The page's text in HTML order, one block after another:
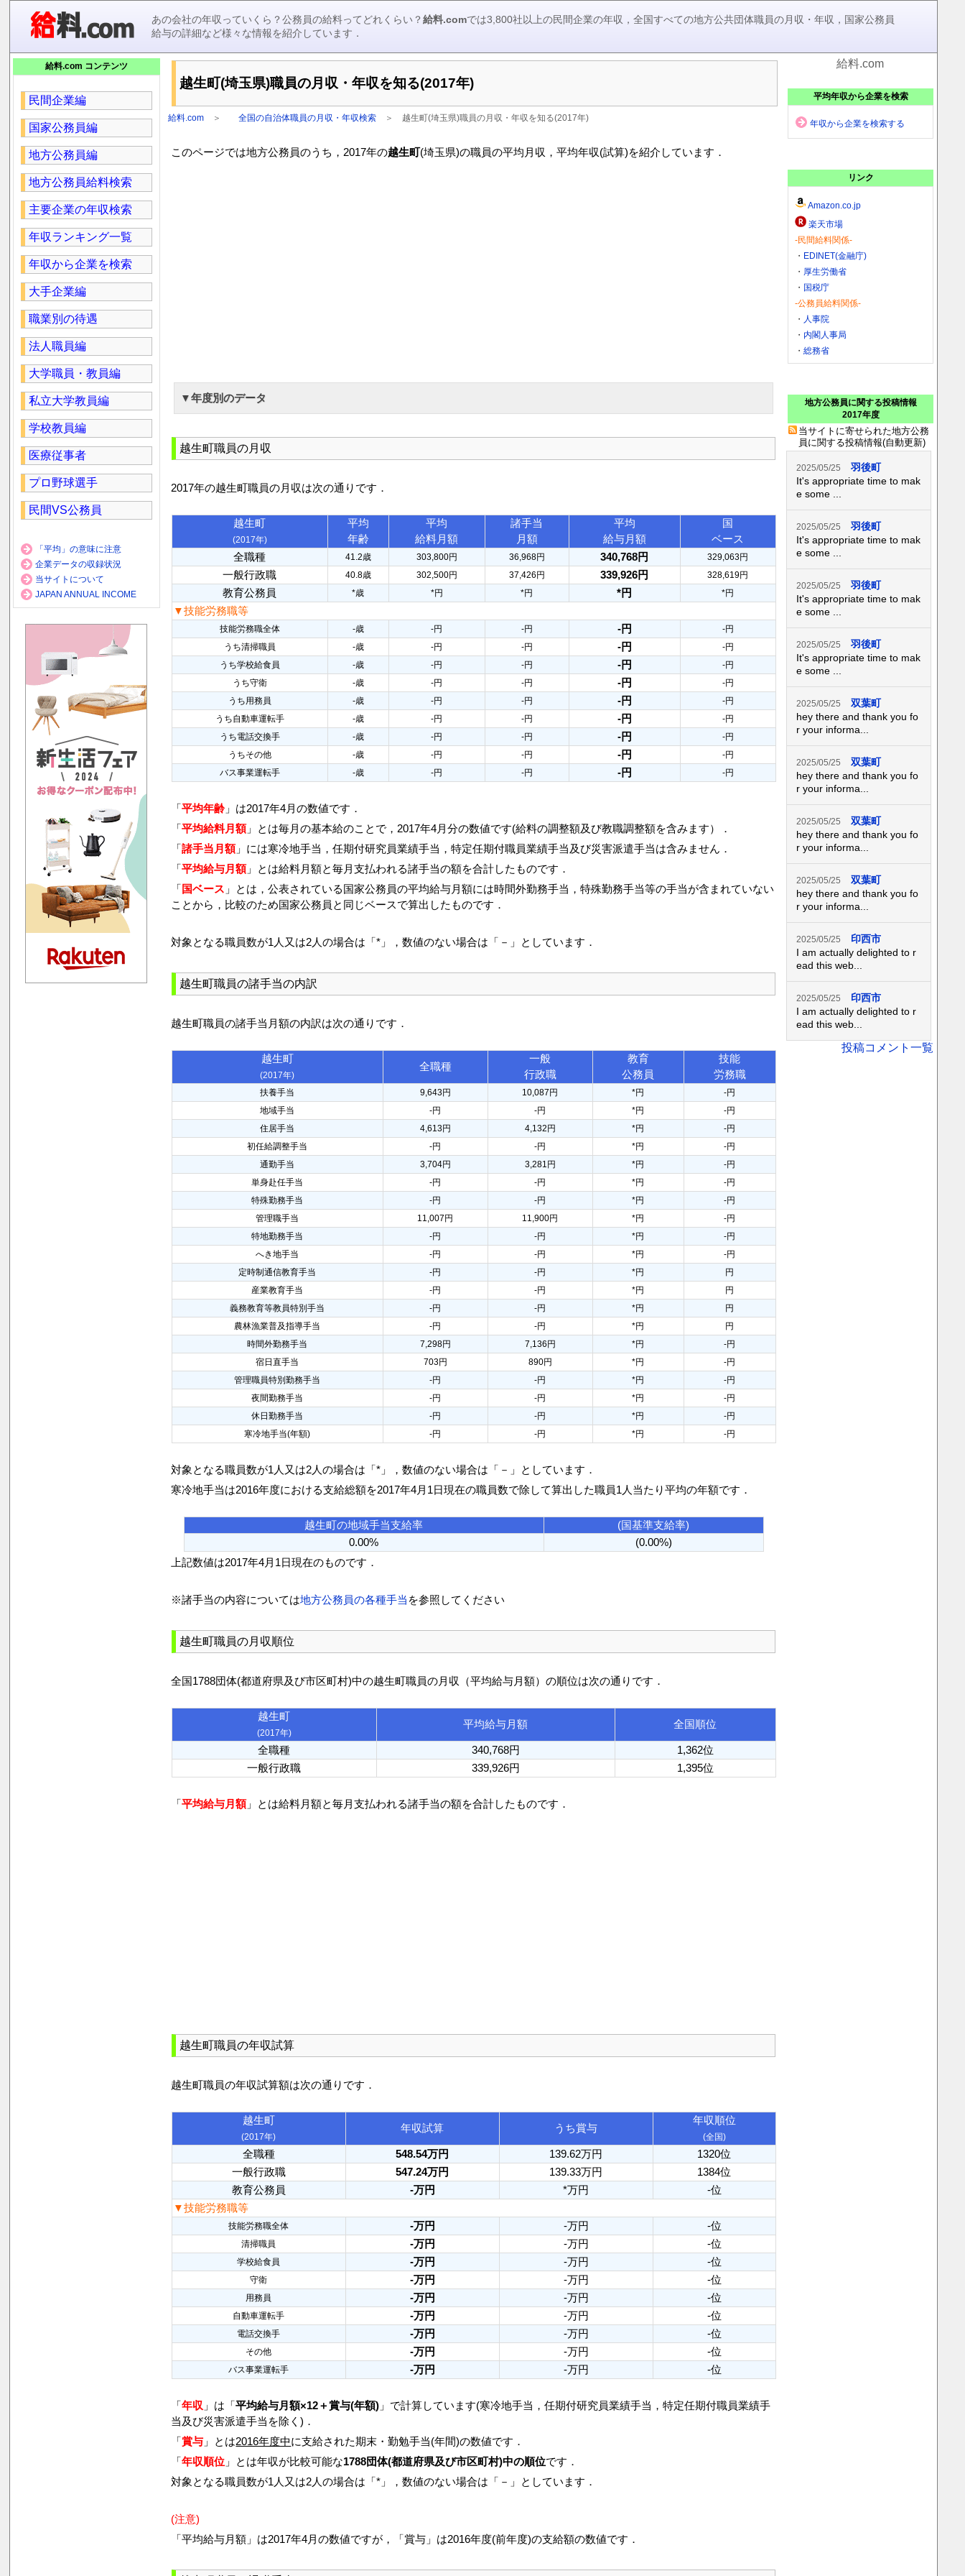
あの会社の年収っていくら？公務員の給料ってどれくらい？給料.comでは3,800社以上の民間企業の年収，全国すべての地方公共団体職員の月収・年収，国家公務員
給与の詳細など様々な情報を紹介しています．
越生町(埼玉県)職員の月収・年収を知る(2017年)
給料.com ＞ 全国の自治体職員の月収・年収検索 ＞ 越生町(埼玉県)職員の月収・年収を知る(2017年)
このページでは地方公務員のうち，2017年の越生町(埼玉県)の職員の平均月収，平均年収(試算)を紹介しています．
▼年度別のデータ
越生町職員の月収
2017年の越生町職員の月収は次の通りです．
越生町
(2017年)
平均
年齢
平均
給料月額
諸手当
月額
平均
給与月額
国
ベース
全職種
41.2歳 303,800円 36,968円 340,768円 329,063円
一般行政職 40.8歳 302,500円 37,426円 339,926円 328,619円
教育公務員 *歳 *円 *円 *円 *円
▼技能労務職等
技能労務職全体 -歳 -円 -円 -円
-円
うち清掃職員
-歳 -円 -円 -円
-円
うち学校給食員
-歳 -円 -円 -円
-円
うち守衛
-歳 -円 -円 -円
-円
うち用務員
-歳 -円 -円 -円
-円
うち自動車運転手
-歳 -円 -円 -円
-円
うち電話交換手
-歳 -円 -円 -円
-円
うちその他
-歳 -円 -円 -円
-円
バス事業運転手
-歳 -円 -円 -円 -円
「平均年齢」は2017年4月の数値です．
「平均給料月額」とは毎月の基本給のことで，2017年4月分の数値です(給料の調整額及び教職調整額を含みます）．
「諸手当月額」には寒冷地手当，任期付研究員業績手当，特定任期付職員業績手当及び災害派遣手当は含みません．
「平均給与月額」とは給料月額と毎月支払われる諸手当の額を合計したものです．
「国ベース 」とは，公表されている国家公務員の平均給与月額には時間外勤務手当，特殊勤務手当等の手当が含まれていない
ことから，比較のため国家公務員と同じベースで算出したものです．
対象となる職員数が1人又は2人の場合は「*」，数値のない場合は「－」としています．
越生町職員の諸手当の内訳
越生町職員の諸手当月額の内訳は次の通りです．
越生町
(2017年)
全職種
一般
行政職
教育
公務員
技能
労務職
扶養手当 9,643円 10,087円 *円
-円
地域手当
-円 -円 *円
-円
住居手当
4,613円 4,132円 *円
-円
初任給調整手当
-円 -円 *円
-円
通勤手当
3,704円 3,281円 *円
-円
単身赴任手当
-円 -円 *円
-円
特殊勤務手当
-円 -円 *円
-円
管理職手当
11,007円 11,900円 *円
-円
特地勤務手当
-円 -円 *円
-円
へき地手当
-円 -円 *円
-円
定時制通信教育手当
-円 -円 *円
円
産業教育手当
-円 -円 *円
円
義務教育等教員特別手当
-円 -円 *円
円
農林漁業普及指導手当
-円 -円 *円
円
時間外勤務手当
7,298円 7,136円 *円
-円
宿日直手当
703円 890円 *円
-円
管理職員特別勤務手当
-円 -円 *円
-円
夜間勤務手当
-円 -円 *円
-円
休日勤務手当
-円 -円 *円
-円
寒冷地手当(年額)
-円 -円 *円 -円
対象となる職員数が1人又は2人の場合は「*」，数値のない場合は「－」としています．
寒冷地手当は2016年度における支給総額を2017年4月1日現在の職員数で除して算出した職員1人当たり平均の年額です．
越生町の地域手当支給率
(国基準支給率)
0.00%
(0.00%)
上記数値は2017年4月1日現在のものです．
※諸手当の内容については地方公務員の各種手当 を参照してください
越生町職員の月収順位
全国1788団体(都道府県及び市区町村)中の越生町職員の月収（平均給与月額）の順位は次の通りです．
越生町
(2017年)
平均給与月額 全国順位
全職種 340,768円
1,362位
一般行政職
339,926円 1,395位
「平均給与月額」とは給料月額と毎月支払われる諸手当の額を合計したものです．
越生町職員の年収試算
越生町職員の年収試算額は次の通りです．
越生町
(2017年)
年収試算 うち賞与
年収順位
(全国)
全職種 548.54万円 139.62万円
1320位
一般行政職
547.24万円 139.33万円
1384位
教育公務員
-万円 *万円
-位
▼技能労務職等
技能労務職全体 -万円 -万円 -位
清掃職員 -万円 -万円 -位
学校給食員 -万円 -万円 -位
守衛 -万円 -万円 -位
用務員 -万円 -万円 -位
自動車運転手 -万円 -万円 -位
電話交換手 -万円 -万円 -位
その他 -万円 -万円 -位
バス事業運転手 -万円 -万円 -位
「年収 」は「平均給与月額×12＋賞与(年額) 」で計算しています(寒冷地手当，任期付研究員業績手当，特定任期付職員業績手
当及び災害派遣手当を除く)．
「賞与 」とは2016年度中に支給された期末・勤勉手当(年間)の数値です．
「年収順位 」とは年収が比較可能な1788団体(都道府県及び市区町村)中の順位です．
対象となる職員数が1人又は2人の場合は「*」，数値のない場合は「－」としています．
(注意)
「平均給与月額」は2017年4月の数値ですが，「賞与」は2016年度(前年度)の支給額の数値です．
給料.com コンテンツ
民間企業編
国家公務員編
地方公務員編
地方公務員給料検索
主要企業の年収検索
年収ランキング一覧
年収から企業を検索
大手企業編
職業別の待遇
法人職員編
大学職員・教員編
私立大学教員編
学校教員編
医療従事者
プロ野球選手
民間VS公務員
「平均」の意味に注意
企業データの収録状況
当サイトについて
JAPAN ANNUAL INCOME
給料.com
平均年収から企業を検索
年収から企業を検索する
リンク
Amazon.co.jp
楽天市場
-民間給料関係-
・ EDINET(金融庁)
・ 厚生労働省
・ 国税庁
-公務員給料関係-
・ 人事院
・ 内閣人事局
・総務省
地方公務員に関する投稿情報
2017年度
当サイトに寄せられた地方公務
員に関する投稿情報(自動更新)
2025/05/25
羽後町
It's appropriate time to mak
e some ...
2025/05/25
羽後町
It's appropriate time to mak
e some ...
2025/05/25
羽後町
It's appropriate time to mak
e some ...
2025/05/25
羽後町
It's appropriate time to mak
e some ...
2025/05/25
双葉町
hey there and thank you fo
r your informa...
2025/05/25
双葉町
hey there and thank you fo
r your informa...
2025/05/25
双葉町
hey there and thank you fo
r your informa...
2025/05/25
双葉町
hey there and thank you fo
r your informa...
2025/05/25
印西市
I am actually delighted to r
ead this web...
2025/05/25
印西市
I am actually delighted to r
ead this web...
投稿コメント一覧